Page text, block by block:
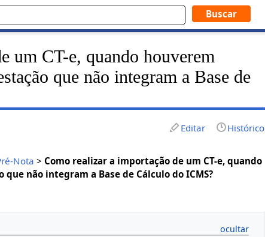
um CT-e, quando houverem
que não integram a Base de
Editar Histórico
Nota > Como realizar a importação de um CT-e, quando
não integram a Base de Cálculo do ICMS?